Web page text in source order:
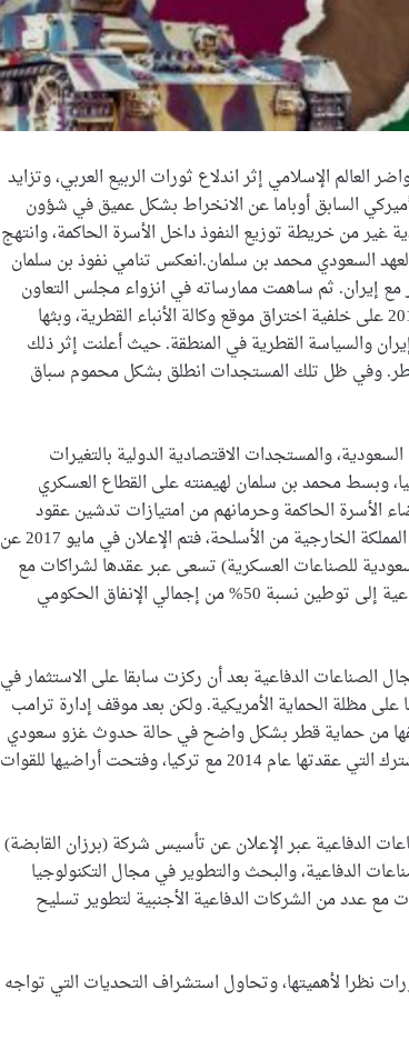
العالم الإسلامي إثر اندلاع ثورات الربيع العربي، وتزايد
السابق أوباما عن الانخراط بشكل عميق في شؤون
غير من خريطة توزيع النفوذ داخل الأسرة الحاكمة، وانتهج
السعودي محمد بن سلمان.انعكس تنامي نفوذ بن سلمان
مع إيران. ثم ساهمت ممارساته في انزواء مجلس التعاون
الخليجي إثر أزمة حصار قطر التي اندلعت في مايو عام 2017 على خلفية اختراق موقع وكالة الأنباء القطرية، وبثها
والسياسة القطرية في المنطقة. حيث أعلنت إثر ذلك
وفي ظل تلك المستجدات انطلق بشكل محموم سباق
والمستجدات الاقتصادية الدولية بالتغيرات
وبسط محمد بن سلمان لهيمنته على القطاع العسكري
الأسرة الحاكمة وحرمانهم من امتيازات تدشين عقود
دفاعية، بالتوازي مع الرغبة في تقليل الاعتماد على واردات المملكة الخارجية من الأسلحة، فتم الإعلان في مايو 2017 عن
للصناعات العسكرية) تسعى عبر عقدها لشراكات مع
الشركات الرائدة عالمياً في مجال الأسلحة والصناعات الدفاعية إلى توطين نسبة 50% من إجمالي الإنفاق الحكومي
الدفاعية بعد أن ركزت سابقا على الاستثمار في
على مظلة الحماية الأمريكية. ولكن بعد موقف إدارة ترامب
من حماية قطر بشكل واضح في حالة حدوث غزو سعودي
أو إماراتي لها، توجهت قطر نحو تفعيل اتفاقية الدفاع المشترك التي عقدتها عام 2014 مع تركيا، وفتحت أراضيها للقوات
إلى مجال الصناعات الدفاعية عبر الإعلان عن تأسيس شركة (برزان القابضة)
الدفاعية، والبحث والتطوير في مجال التكنولوجيا
عدد من الشركات الدفاعية الأجنبية لتطوير تسليح
نظرا لأهميتها، وتحاول استشراف التحديات التي تواجه